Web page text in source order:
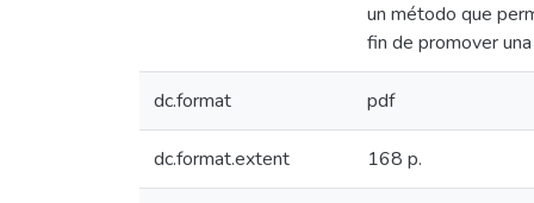
un método que
fin de promover
dc.format pdf
dc.format.extent 168 p.